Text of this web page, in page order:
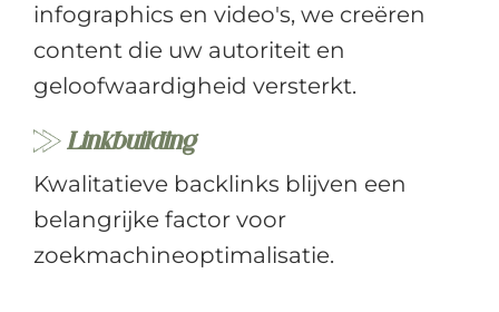
infographics en video's, we creëren
content die uw autoriteit en
geloofwaardigheid versterkt.
Linkbuilding
Kwalitatieve backlinks blijven een
belangrijke factor voor
zoekmachineoptimalisatie.